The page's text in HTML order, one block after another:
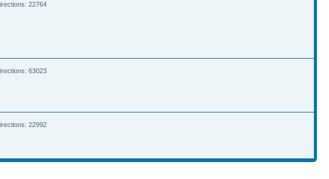
22764
63023
22992